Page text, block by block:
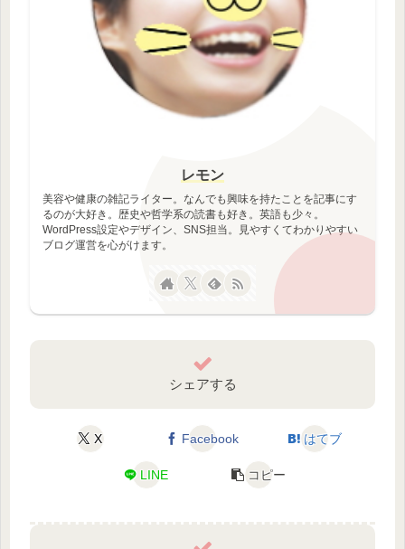
レモン
美容や健康の雑記ライター。なんでも興味を持たことを記事にす
るのが大好き。歴史や哲学系の読書も好き。英語も少々。
WordPress設定やデザイン、SNS担当。見やすくてわかりやすい
ブログ運営を心がけます。
シェアする
X Facebook はてブ
LINE コピー